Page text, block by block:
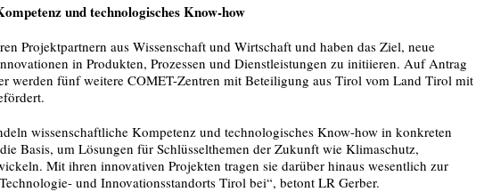
und technologisches Know-how
Projektpartnern aus Wissenschaft und Wirtschaft und haben das Ziel, neue
in Produkten, Prozessen und Dienstleistungen zu initiieren. Auf Antrag
werden fünf weitere COMET-Zentren mit Beteiligung aus Tirol vom Land Tirol mit
wissenschaftliche Kompetenz und technologisches Know-how in konkreten
Basis, um Lösungen für Schlüsselthemen der Zukunft wie Klimaschutz,
Mit ihren innovativen Projekten tragen sie darüber hinaus wesentlich zur
und Innovationsstandorts Tirol bei“, betont LR Gerber.